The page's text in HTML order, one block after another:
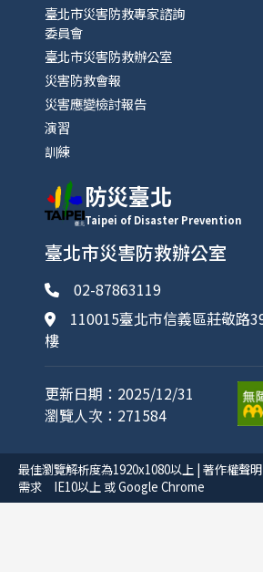
臺北市災害防救專家諮詢
委員會
臺北市災害防救辦公室
災害防救會報
災害應變檢討報告
演習
訓練
防災臺北
Taipei of Disaster Prevention
臺北市災害防救辦公室
02-87863119
110015臺北市信義區莊敬路
樓
更新日期：2025/12/31
瀏覽人次：271584
最佳瀏覽解析度為1920x1080以上 | 著作權聲
需求 IE10以上 或 Google Chrome